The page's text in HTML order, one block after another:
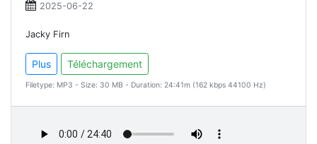
2025-06-22
Jacky Firn
Plus Téléchargement
Filetype: MP3 - Size: 30 MB - Duration: 24:41m (162 kbps 44100 Hz)